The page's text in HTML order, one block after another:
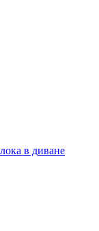
в диване